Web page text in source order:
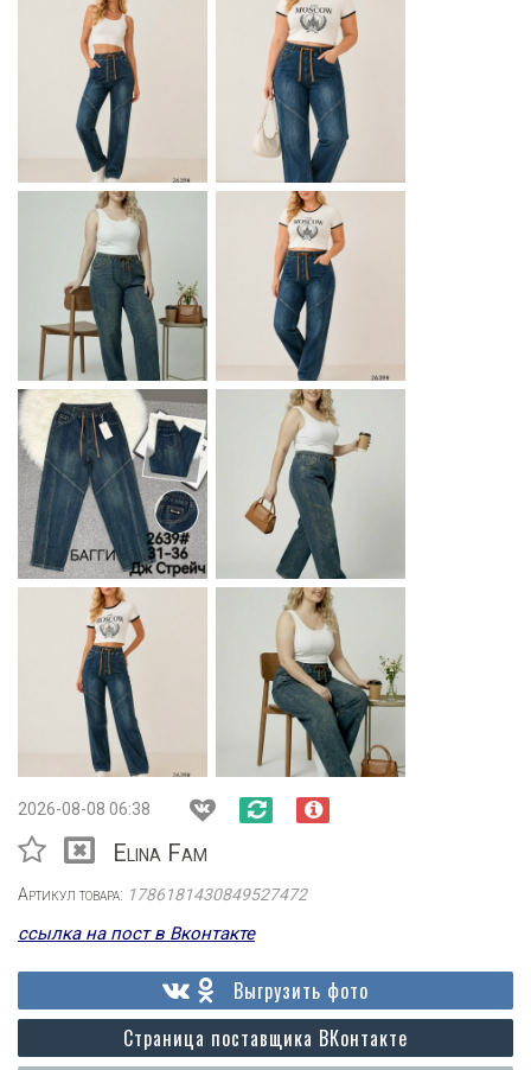
2026-08-08 06:38
Elina Fam
Артикул товара: 1786181430849527472
ссылка на пост в Вконтакте
Страница поставщика ВКонтакте
Выгрузить фото